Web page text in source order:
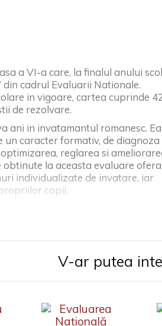
a VI-a care, la finalul anului
cadrul Evaluarii Nationale.
in vigoare, cartea cuprinde
de rezolvare.
ani in invatamantul romanesc.
un caracter formativ, de diagnoza
reglarea si
la aceasta evaluare ofera
individualizate de invatare, iar
copii.
V-ar putea